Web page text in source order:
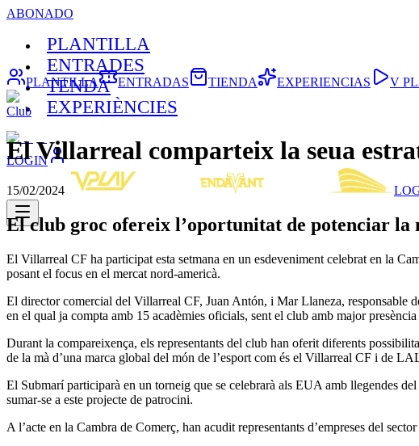
ABONADO
PLANTILLA
ENTRADES
TENDA
EXPERIÈNCIES
LOGIN
PLANTILLA ENTRADAS TIENDA EXPERIENCIAS V
Club
El Villarreal comparteix la seua
15/02/2024
El club groc ofereix l’oportunitat de potenciar la
El Villarreal CF ha participat esta setmana en un esdeveniment celebrat en la
posant el focus en el mercat nord-americà.
El director comercial del Villarreal CF, Juan Antón, i Mar Llaneza, responsable
en el qual ja compta amb 15 acadèmies oficials, sent el club amb major
Durant la compareixença, els representants del club han oferit diferents
de la mà d’una marca global del món de l’esport com és el Villarreal CF i de
El Submarí participarà en un torneig que se celebrarà als EUA amb llegendes
sumar-se a este projecte de patrocini.
A l’acte en la Cambra de Comerç, han acudit representants d’empreses del